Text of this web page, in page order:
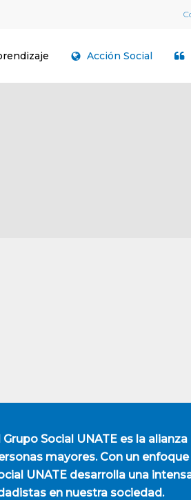
Acción Social
Grupo Social UNATEes la alianza
mayores. Con un
UNATE desarrolla una
en nuestra sociedad.